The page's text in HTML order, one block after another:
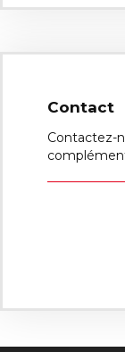
Contact
Contactez-